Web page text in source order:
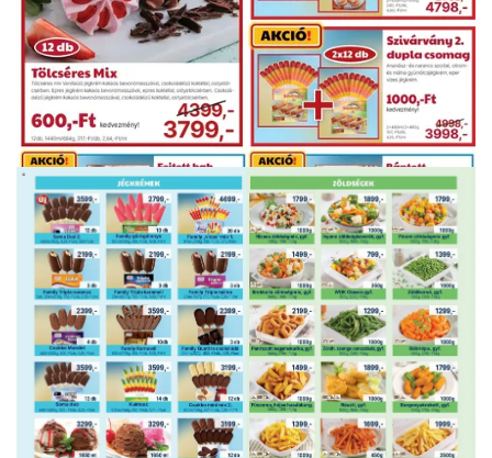
HIRDETŐ